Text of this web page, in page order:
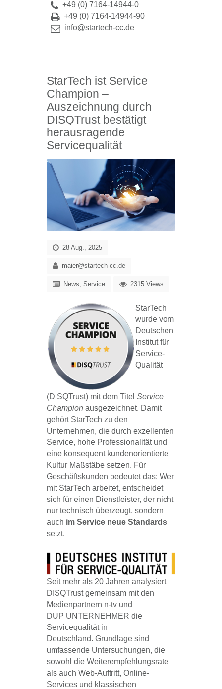
+49 (0) 7164-14944-0
+49 (0) 7164-14944-90
info@startech-cc.de
StarTech ist Service
Champion –
Auszeichnung durch
DISQTrust bestätigt
herausragende
Servicequalität
28 Aug., 2025
maier@startech-cc.de
News Service 2315 Views
StarTech
wurde vom
Deutschen
Institut für
Service-
Qualität
(DISQTrust) mit dem Titel Service
Champion ausgezeichnet. Damit
gehört StarTech zu den
Unternehmen, die durch exzellenten
Service, hohe Professionalität und
eine konsequent kundenorientierte
Kultur Maßstäbe setzen. Für
Geschäftskunden bedeutet das: Wer
mit StarTech arbeitet, entscheidet
sich für einen Dienstleister, der nicht
nur technisch überzeugt, sondern
auch im Service neue Standards
setzt.
Seit mehr als 20 Jahren analysiert
DISQTrust gemeinsam mit den
Medienpartnern n-tv und
DUP UNTERNEHMER die
Servicequalität in
Deutschland. Grundlage sind
umfassende Untersuchungen, die
sowohl die Weiterempfehlungsrate
als auch Web-Auftritt, Online-
Services und klassischen